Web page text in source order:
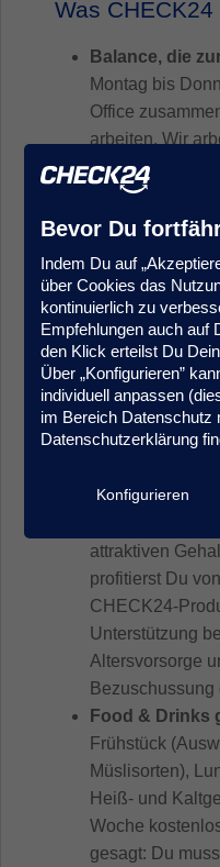
Was
Balance, die
Montag bis
Office
arbeiten. Wir
unserem
weil direkte
Abstimmung
Das Beste aus
bekommst Du
eines
kombiniert mit
Geschwindigkeit
denken
die Chance,
mitzuprägen.
attraktiven
profitierst Du
CHECK24-
Unterstützung
Altersvorsorge
Food & Drinks
Frühstück
Müslisorten),
Heiß- und
Woche
gesagt: Du
Bevor Du
Indem Du auf
über Cookies das
kontinuierlich zu
Empfehlungen auch auf
den Klick erteilst Du
Über „Konfigurieren”
individuell anpassen
im Bereich Datenschutz
Datenschutzerklärung
Konfigurieren